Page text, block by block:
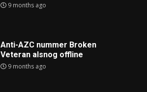
9 months ago
Anti-AZC nummer Broken
Veteran alsnog offline
9 months ago